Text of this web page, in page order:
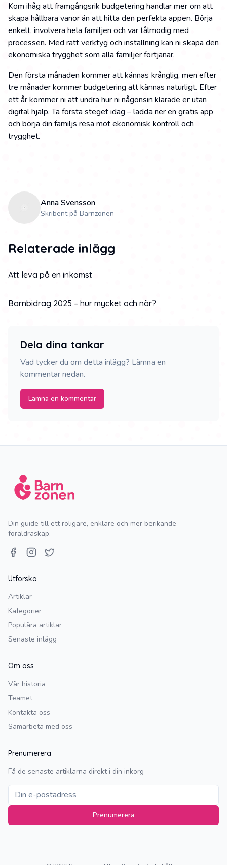
Kom ihåg att framgångsrik budgetering handlar mer om att
skapa hållbara vanor än att hitta den perfekta appen. Börja
enkelt, involvera hela familjen och var tålmodig med
processen. Med rätt verktyg och inställning kan ni skapa den
ekonomiska trygghet som alla familjer förtjänar.
Den första månaden kommer att kännas krånglig, men efter
tre månader kommer budgetering att kännas naturligt. Efter
ett år kommer ni att undra hur ni någonsin klarade er utan
digital hjälp. Ta första steget idag – ladda ner en gratis app
och börja din familjs resa mot ekonomisk kontroll och
trygghet.
Anna Svensson
Skribent på Barnzonen
Relaterade inlägg
Att leva på en inkomst
Barnbidrag 2025 – hur mycket och när?
Dela dina tankar
Vad tycker du om detta inlägg? Lämna en
kommentar nedan.
Lämna en kommentar
Din guide till ett roligare, enklare och mer berikande
föräldraskap.
Utforska
Artiklar
Kategorier
Populära artiklar
Senaste inlägg
Om oss
Vår historia
Teamet
Kontakta oss
Samarbeta med oss
Prenumerera
Få de senaste artiklarna direkt i din inkorg
Prenumerera